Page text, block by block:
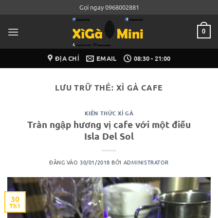
nội
Gọi ngay 0968002881
0
ĐỊA CHỈ EMAIL 08:30 - 21:00
LƯU TRỮ THẺ: XÌ GÀ CAFE
KIẾN THỨC XÌ GÀ
Tràn ngập hương vị cafe với một điếu
Isla Del Sol
ĐĂNG VÀO 30/01/2018 BỞI ADMINISTRATOR
30
Th1